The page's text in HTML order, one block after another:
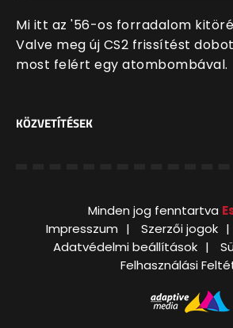
Mi itt az '56-os forradalom
Valve meg új CS2 frissítést
most felért egy atombombával.
KÖZVETÍTÉSEK
Minden jog fenntartva
Impresszum
Szerzői jogok
Adatvédelmi beállítások
Felhasználási